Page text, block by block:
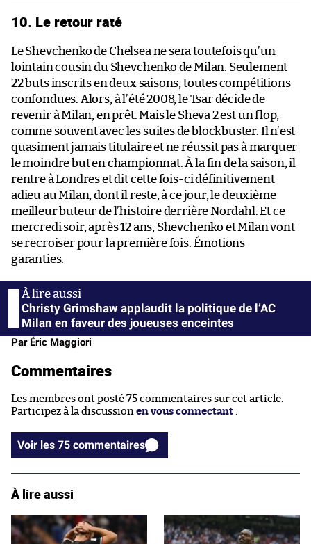
10. Le retour raté
Le Shevchenko de Chelsea ne sera toutefois qu’un
lointain cousin du Shevchenko de Milan. Seulement
22 buts inscrits en deux saisons, toutes compétitions
confondues. Alors, à l’été 2008, le Tsar décide de
revenir à Milan, en prêt. Mais le Sheva 2 est un flop,
comme souvent avec les suites de blockbuster. Il n’est
quasiment jamais titulaire et ne réussit pas à marquer
le moindre but en championnat. À la fin de la saison, il
rentre à Londres et dit cette fois-ci définitivement
adieu au Milan, dont il reste, à ce jour, le deuxième
meilleur buteur de l’histoire derrière Nordahl. Et ce
mercredi soir, après 12 ans, Shevchenko et Milan vont
se recroiser pour la première fois. Émotions
garanties.
Christy Grimshaw applaudit la politique de l’AC
Milan en faveur des joueuses enceintes
Par Éric Maggiori
Commentaires
Les membres ont posté 75 commentaires sur cet article.
Participez à la discussion en vous connectant
Voir les 75 commentaires
À lire aussi